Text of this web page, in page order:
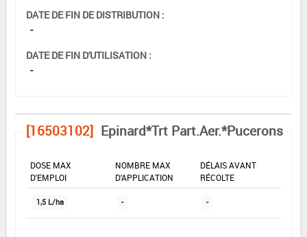
DATE DE FIN DE DISTRIBUTION :
-
DATE DE FIN D'UTILISATION :
-
[16503102] Epinard*Trt Part.Aer.*Pucerons
DOSE MAX
D'EMPLOI
NOMBRE MAX
D'APPLICATION
DÉLAIS AVANT
RÉCOLTE
1,5 L/ha - -